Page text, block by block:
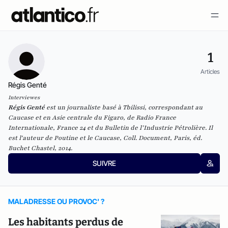
1
Articles
Régis Genté
Interviewes
Régis Gentéest un journaliste basé à Tbilissi, correspondant au
Caucase et en Asie centrale duFigaro, deRadio France
Internationale, France 24 et duBulletin de l’Industrie Pétrolière. Il
est l'auteur dePoutine et le Caucase, Coll. Document, Paris, éd.
Buchet Chastel, 2014.
SUIVRE
MALADRESSE OU PROVOC' ?
Les habitants perdus de